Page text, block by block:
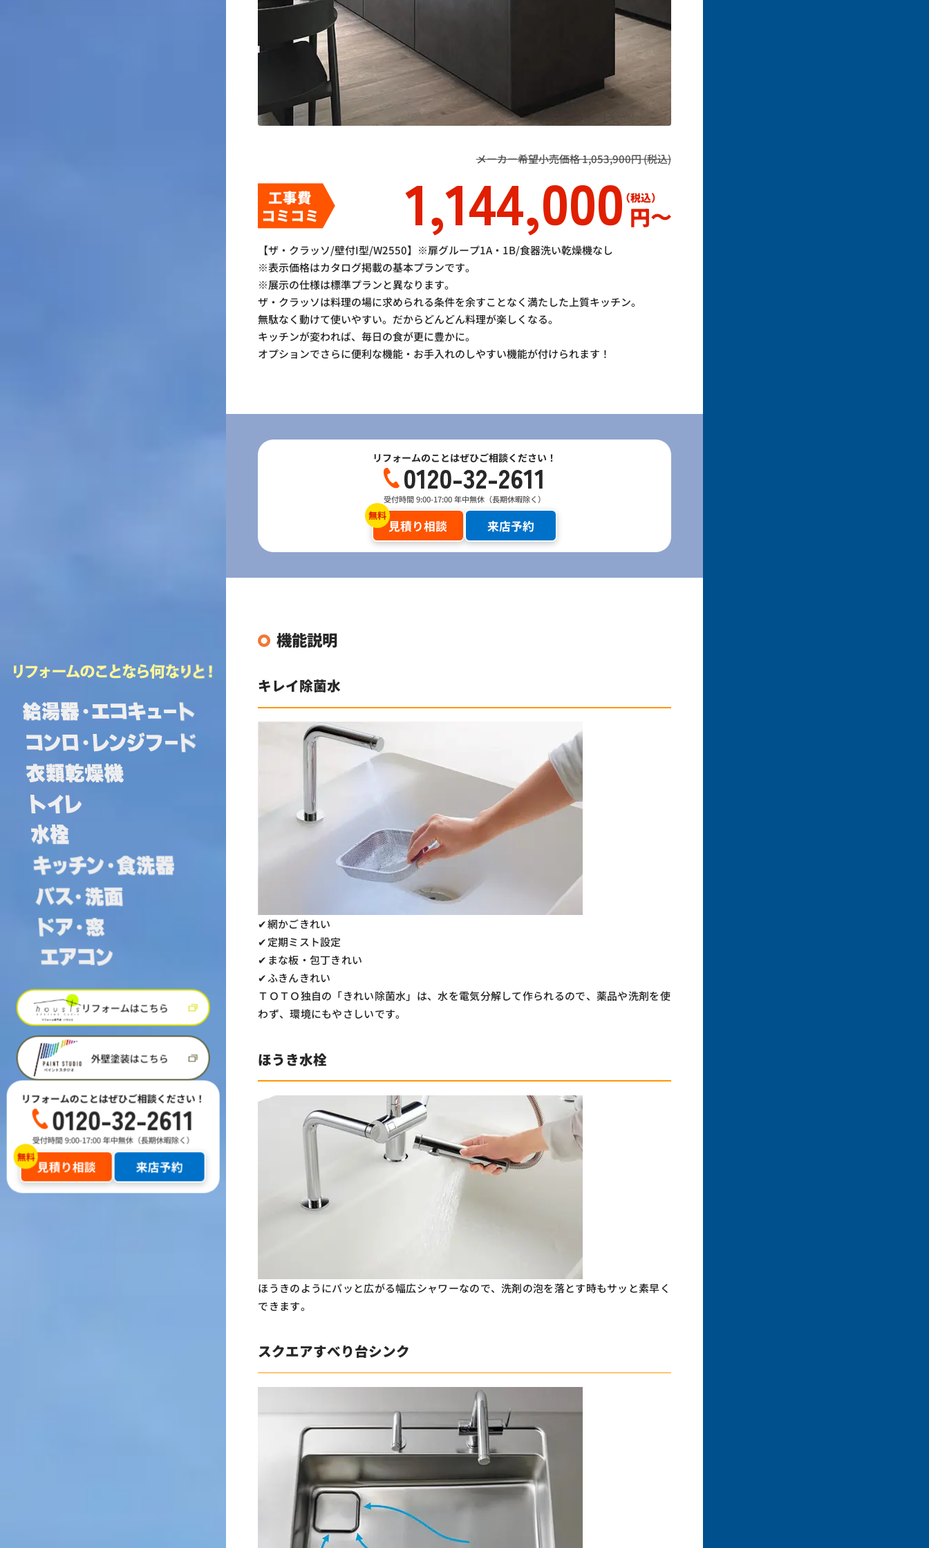
リフォームはこちら
外壁塗装はこちら
リフォームのことはぜひご相談ください！
0120-32-2611
受付時間 9:00-17:00 年中無休（長期休暇除く）
見積り相談 来店予約
メーカー希望小売価格 1,053,900円 (税込)
工事費
コミコミ
1,144,000 円〜
【ザ・クラッソ/壁付I型/W2550】※扉グループ1A・1B/食器洗い乾燥機なし
※表示価格はカタログ掲載の基本プランです。
※展示の仕様は標準プランと異なります。
ザ・クラッソは料理の場に求められる条件を余すことなく満たした上質キッチン。
無駄なく動けて使いやすい。だからどんどん料理が楽しくなる。
キッチンが変われば、毎日の食が更に豊かに。
オプションでさらに便利な機能・お手入れのしやすい機能が付けられます！
リフォームのことはぜひご相談ください！
0120-32-2611
受付時間 9:00-17:00 年中無休（長期休暇除く）
見積り相談 来店予約
機能説明
キレイ除菌水
✔網かごきれい
✔定期ミスト設定
✔まな板・包丁きれい
✔ふきんきれい
ＴＯＴＯ独自の「きれい除菌水」は、水を電気分解して作られるので、薬品や洗剤を使
わず、環境にもやさしいです。
ほうき水栓
ほうきのようにパッと広がる幅広シャワーなので、洗剤の泡を落とす時もサッと素早く
できます。
スクエアすべり台シンク